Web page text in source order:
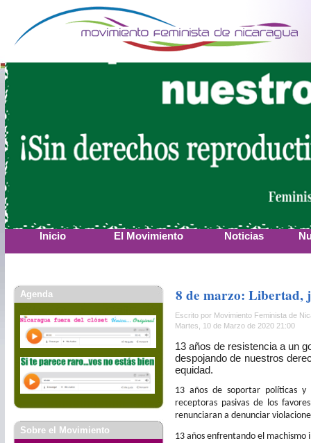
Inicio El Movimiento Noticias
8 de marzo: Libertad,
Escrito por Movimiento Feminista de
Martes, 10 de Marzo de 2020 21:00
13 años de resistencia a un
despojando de nuestros
equidad.
13 años de soportar políticas y
receptoras pasivas de los
renunciaran a denunciar
13 años enfrentando el
Agenda
Sobre el Movimiento